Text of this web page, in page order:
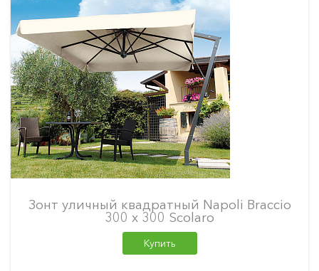
Зонт уличный квадратный Napoli Braccio
300 х 300 Scolaro
Купить